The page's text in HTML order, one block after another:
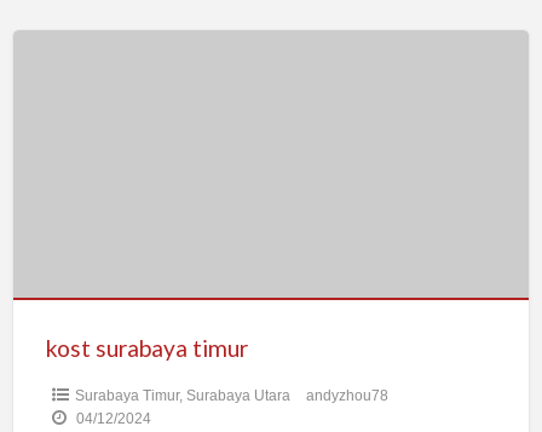
kost surabaya timur
Surabaya Timur, Surabaya Utara
andyzhou78
04/12/2024